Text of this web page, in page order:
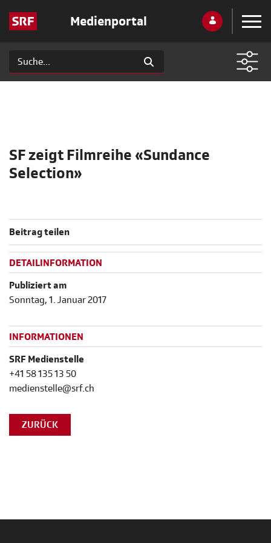
Medienportal
SF zeigt Filmreihe «Sundance
Selection»
Beitrag teilen
DETAILINFORMATION
Publiziert am
Sonntag, 1. Januar 2017
INFORMATIONEN
SRF Medienstelle
+41 58 135 13 50
medienstelle@srf.ch
ZURÜCK